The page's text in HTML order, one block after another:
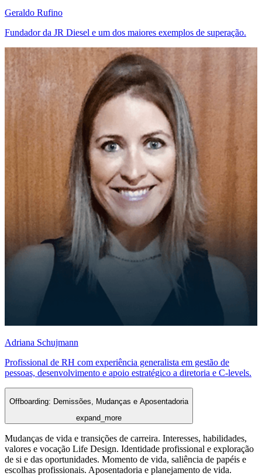
Geraldo Rufino
Fundador da JR Diesel e um dos maiores exemplos de superação.
Adriana Schujmann
Profissional de RH com experiência generalista em gestão de
pessoas, desenvolvimento e apoio estratégico a diretoria e C-levels.
Offboarding: Demissões, Mudanças e Aposentadoria
expand_more
Mudanças de vida e transições de carreira. Interesses, habilidades,
valores e vocação Life Design. Identidade profissional e exploração
de si e das oportunidades. Momento de vida, saliência de papéis e
escolhas profissionais. Aposentadoria e planejamento de vida.